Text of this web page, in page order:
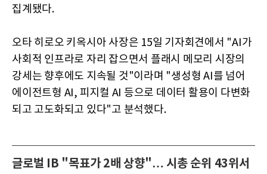
집계됐다.
오타 히로오 키옥시아 사장은 15일 기자회견에서 "AI가
사회적 인프라로 자리 잡으면서 플래시 메모리 시장의
강세는 향후에도 지속될 것"이라며 "생성형 AI를 넘어
에이전트형 AI, 피지컬 AI 등으로 데이터 활용이 다변화
되고 고도화되고 있다"고 분석했다.
글로벌 IB "목표가 2배 상향"… 시총 순위 43위서